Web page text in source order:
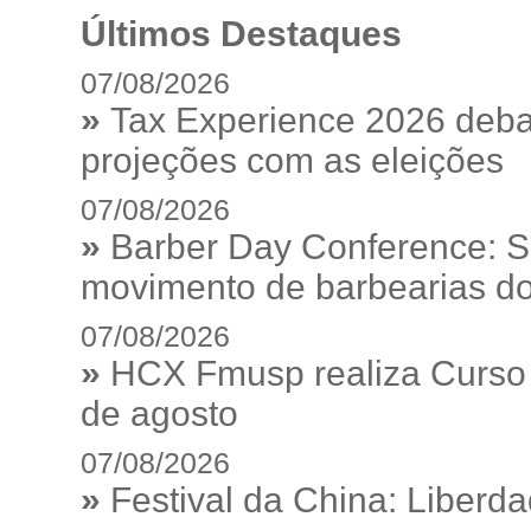
Últimos Destaques
07/08/2026
» Tax Experience 2026
projeções com as eleições
07/08/2026
» Barber Day Conference:
movimento de barbearias
07/08/2026
» HCX Fmusp realiza
de agosto
07/08/2026
» Festival da China: